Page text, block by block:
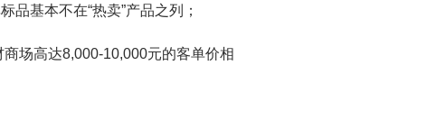
基本不在“热卖”产品之列；
场高达8,000-10,000元的客单价相